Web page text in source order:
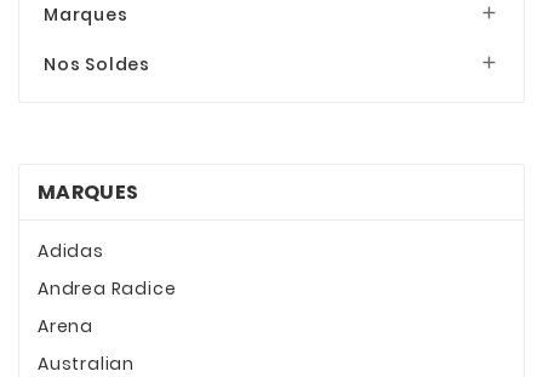
Marques 
Nos Soldes 
MARQUES
Adidas
Andrea Radice
Arena
Australian